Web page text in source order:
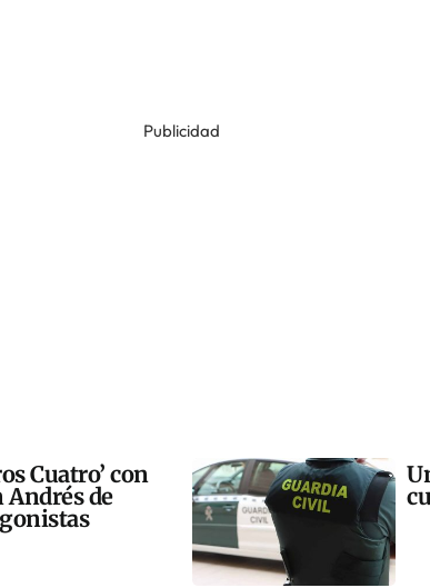
Publicidad
Cuatro’ con
Andrés de